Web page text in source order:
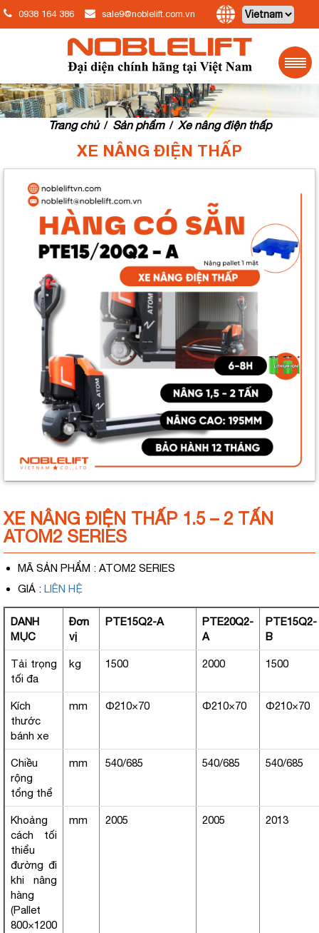
0938 164 386 sale9@noblelift.com.vn
Trang chủ / Sản phẩm / Xe nâng điện thấp
XE NÂNG ĐIỆN THẤP
XE NÂNG ĐIỆN THẤP 1.5 – 2 TẤN
ATOM2 SERIES
MÃ SẢN PHẨM : ATOM2 SERIES
GIÁ : LIÊN HỆ
DANH
MỤC
Đơn
vị
PTE15Q2-A
PTE20Q2-
A
PTE15Q2-
B
Tải trọng
tối đa
kg 1500 2000 1500
Kích
thước
bánh xe
mm Φ210×70 Φ210×70 Φ210×70
Chiều
rộng
tổng thể
mm 540/685 540/685 540/685
Khoảng
cách tối
thiểu
đường đi
khi nâng
hàng
(Pallet
800×1200
mm 2005 2005 2013